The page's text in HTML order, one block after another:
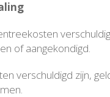
of aangekondigd.
verschuldigd zijn,